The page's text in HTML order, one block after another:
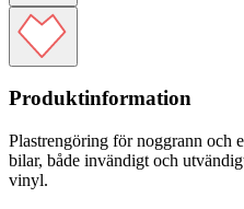
Produktinformation
Plastrengöring för noggrann och
bilar, både invändigt och
vinyl.